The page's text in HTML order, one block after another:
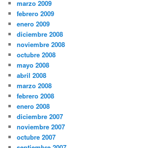
marzo 2009
febrero 2009
enero 2009
diciembre 2008
noviembre 2008
octubre 2008
mayo 2008
abril 2008
marzo 2008
febrero 2008
enero 2008
diciembre 2007
noviembre 2007
octubre 2007